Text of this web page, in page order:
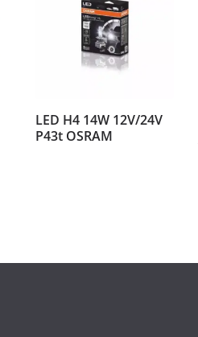
LED H4 14W 12V/24V
P43t OSRAM